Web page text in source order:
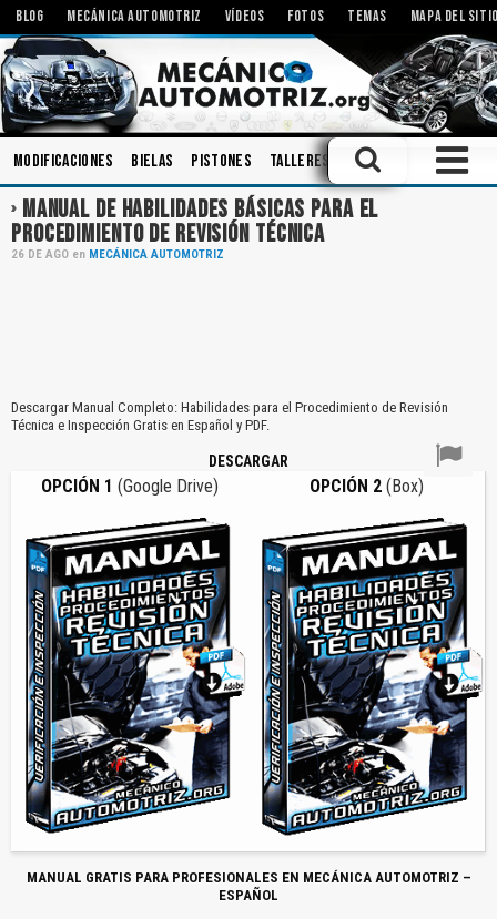
BLOG MECÁNICA AUTOMOTRIZ VÍDEOS FOTOS TEMAS MAPA DEL
Modificaciones Bielas Pistones Talleres Amortiguadores
MANUAL DE HABILIDADES BÁSICAS PARA EL
PROCEDIMIENTO DE REVISIÓN TÉCNICA
26 DE AGO en MECÁNICA AUTOMOTRIZ
Descargar Manual Completo: Habilidades para el Procedimiento de Revisión
Técnica e Inspección Gratis en Español y PDF.
DESCARGAR
OPCIÓN 1 (Google Drive) OPCIÓN 2(Box)
MANUAL GRATIS PARA PROFESIONALES EN MECÁNICA AUTOMOTRIZ –
ESPAÑOL